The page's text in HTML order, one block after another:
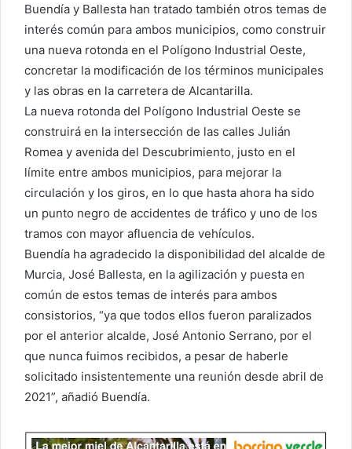
Buendía y Ballesta han tratado también otros temas de
interés común para ambos municipios, como construir
una nueva rotonda en el Polígono Industrial Oeste,
concretar la modificación de los términos municipales
y las obras en la carretera de Alcantarilla.
La nueva rotonda del Polígono Industrial Oeste se
construirá en la intersección de las calles Julián
Romea y avenida del Descubrimiento, justo en el
límite entre ambos municipios, para mejorar la
circulación y los giros, en lo que hasta ahora ha sido
un punto negro de accidentes de tráfico y uno de los
tramos con mayor afluencia de vehículos.
Buendía ha agradecido la disponibilidad del alcalde de
Murcia, José Ballesta, en la agilización y puesta en
común de estos temas de interés para ambos
consistorios, “ya que todos ellos fueron paralizados
por el anterior alcalde, José Antonio Serrano, por el
que nunca fuimos recibidos, a pesar de haberle
solicitado insistentemente una reunión desde abril de
2021”, añadió Buendía.